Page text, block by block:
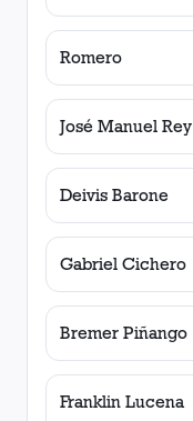
Romero
José Manuel Rey
Deivis Barone
Gabriel Cichero
Bremer Piñango
Franklin Lucena